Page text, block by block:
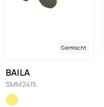
Gemischt
BAILA
SMM2415